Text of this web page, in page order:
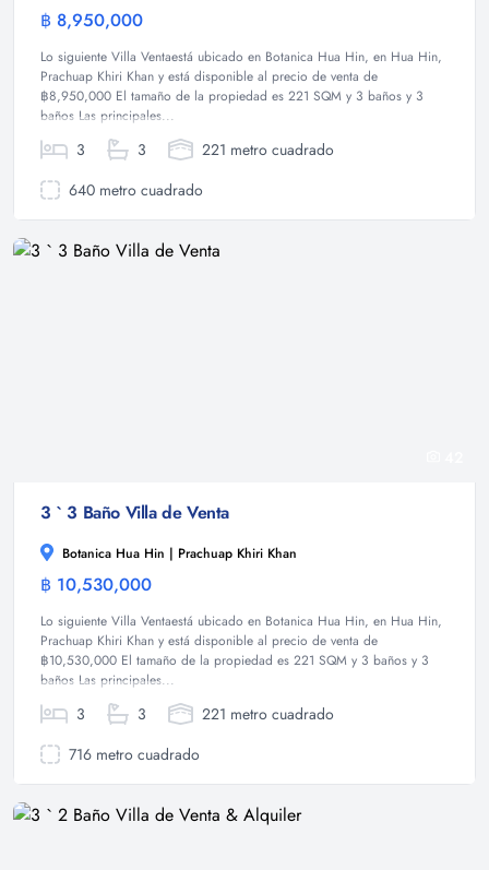
฿ 8,950,000
Lo siguiente Villa Ventaestá ubicado en Botanica Hua Hin, en Hua Hin,
Prachuap Khiri Khan y está disponible al precio de venta de
฿8,950,000 El tamaño de la propiedad es 221 SQM y 3 baños y 3
baños Las principales...
3 3
221 metro cuadrado
640 metro cuadrado
3 ` 3 Baño Villa de Venta
Botanica Hua Hin | Prachuap Khiri Khan
฿ 10,530,000
Lo siguiente Villa Ventaestá ubicado en Botanica Hua Hin, en Hua Hin,
Prachuap Khiri Khan y está disponible al precio de venta de
฿10,530,000 El tamaño de la propiedad es 221 SQM y 3 baños y 3
baños Las principales...
3 3
221 metro cuadrado
716 metro cuadrado